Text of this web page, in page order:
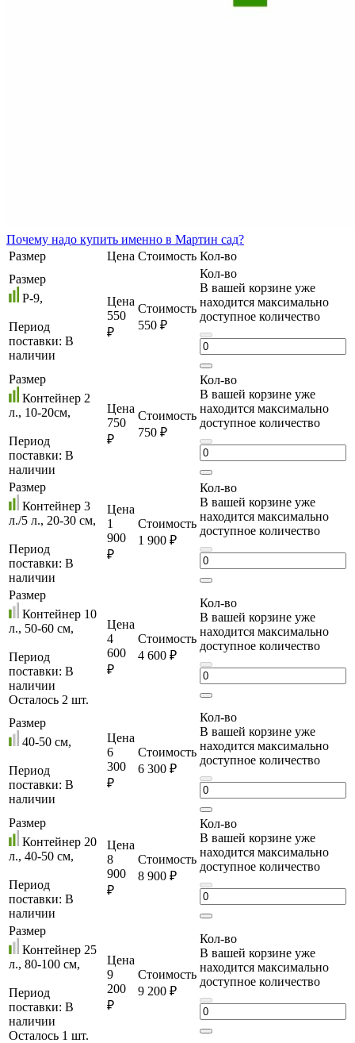
Почему надо купить именно в Мартин сад?
Размер
Цена Стоимость Кол-во
Размер
P-9,
Период
поставки: В
наличии
Цена
550
₽
Стоимость
550 ₽
Кол-во
В вашей корзине уже
находится максимально
доступное количество
Размер
Контейнер 2
л., 10-20см,
Период
поставки: В
наличии
Цена
750
₽
Стоимость
750 ₽
Кол-во
В вашей корзине уже
находится максимально
доступное количество
Размер
Контейнер 3
л./5 л., 20-30 см,
Период
поставки: В
наличии
Цена
1
900
₽
Стоимость
1 900 ₽
Кол-во
В вашей корзине уже
находится максимально
доступное количество
Размер
Контейнер 10
л., 50-60 см,
Период
поставки: В
наличии
Осталось 2 шт.
Цена
4
600
₽
Стоимость
4 600 ₽
Кол-во
В вашей корзине уже
находится максимально
доступное количество
Размер
40-50 cм,
Период
поставки: В
наличии
Цена
6
300
₽
Стоимость
6 300 ₽
Кол-во
В вашей корзине уже
находится максимально
доступное количество
Размер
Контейнер 20
л., 40-50 cм,
Период
поставки: В
наличии
Цена
8
900
₽
Стоимость
8 900 ₽
Кол-во
В вашей корзине уже
находится максимально
доступное количество
Размер
Контейнер 25
л., 80-100 см,
Период
поставки: В
наличии
Осталось 1 шт.
Цена
9
200
₽
Стоимость
9 200 ₽
Кол-во
В вашей корзине уже
находится максимально
доступное количество